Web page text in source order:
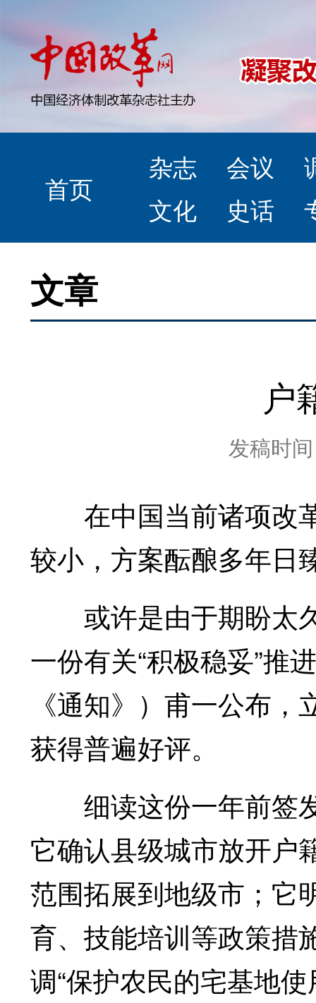
首页
杂志 会议
文化
史话
文章
户
发稿时
在中国当前诸项改
较小，方案酝酿多年日
或许是由于期盼太
一份有关“积极稳妥”推
《通知》）甫一公布
获得普遍好评。
细读这份一年前签
它确认县级城市放开户
范围拓展到地级市；它
育、技能培训等政策措
调“保护农民的宅基地